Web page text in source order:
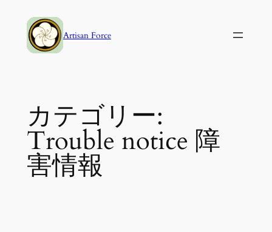
Artisan Force
カテゴリー:
Trouble notice 障
害情報